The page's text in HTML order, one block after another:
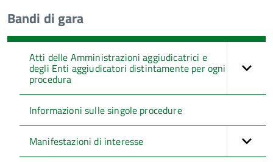
Bandi di gara
Atti delle Amministrazioni aggiudicatrici e
degli Enti aggiudicatori distintamente per ogni
procedura
Informazioni sulle singole procedure
Manifestazioni di interesse